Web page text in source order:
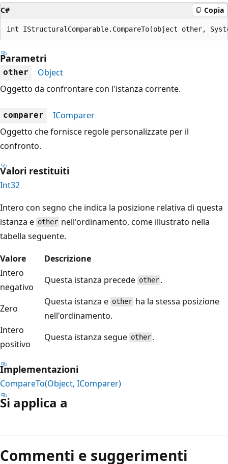
C# Copia
int IStructuralComparable.CompareTo(object other,
Parametri
other
Object
Oggetto da confrontare con l'istanza corrente.
comparer
IComparer
Oggetto che fornisce regole personalizzate per il
confronto.
Valori restituiti
Int32
Intero con segno che indica la posizione relativa di questa
istanza e other nell'ordinamento, come illustrato nella
tabella seguente.
Valore
Descrizione
Intero
negativo
Questa istanza precede other .
Zero
Questa istanza e other ha la stessa posizione
nell'ordinamento.
Intero
positivo
Questa istanza segue other .
Implementazioni
CompareTo(Object, IComparer)
Si applica a
di
lettura
Commenti e suggerimenti